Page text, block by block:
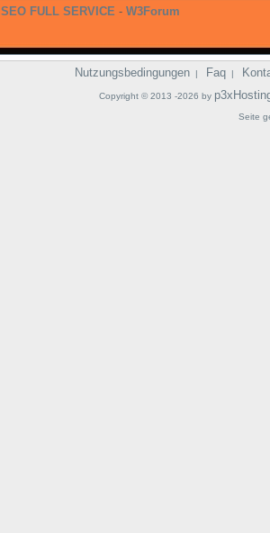
SEO FULL SERVICE - W3Forum
Nutzungsbedingungen | Faq |
Copyright © 2013 -2026 by
Seite